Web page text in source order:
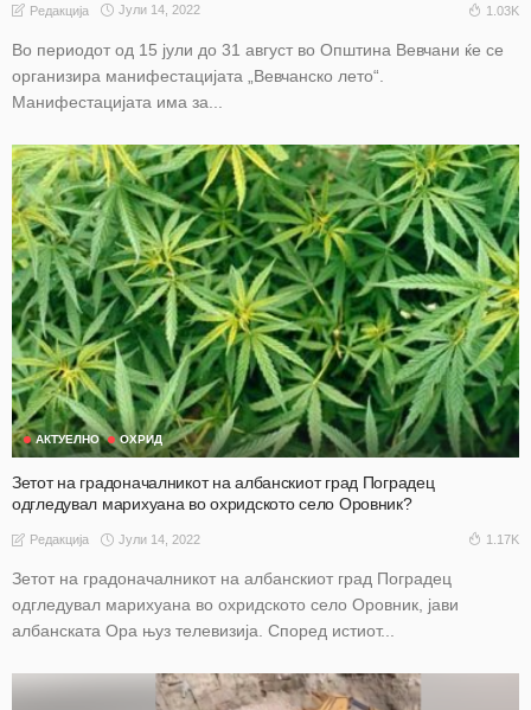
Редакција Јули 14, 2022 1.03K
Во периодот од 15 јули до 31 август во Општина Вевчани ќе се
организира манифестацијата „Вевчанско лето“.
Манифестацијата има за...
АКТУЕЛНО ОХРИД
Зетот на градоначалникот на албанскиот град Поградец
одгледувал марихуана во охридското село Оровник?
Редакција Јули 14, 2022 1.17K
Зетот на градоначалникот на албанскиот град Поградец
одгледувал марихуана во охридското село Оровник, јави
албанската Ора њуз телевизија. Според истиот...